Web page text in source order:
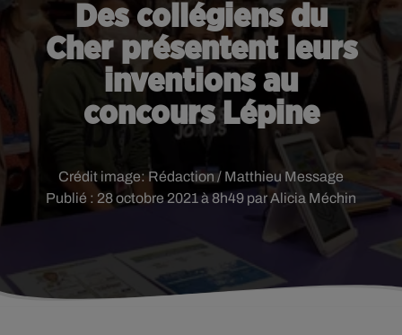
Des collégiens du
Cher présentent leurs
inventions au
concours Lépine
Publié : 28 octobre 2021 à 8h49 par Alicia Méchin
Crédit image: Rédaction / Matthieu Message